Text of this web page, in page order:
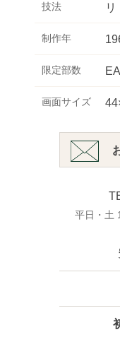
技法 リ
制作年
限定部数 EA
画面サイズ
平日・土